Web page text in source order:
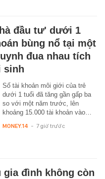
đầu tư' dưới 1
bùng nổ tại một
đua nhau tích
sinh
Số tài khoản môi giới của trẻ
dưới 1 tuổi đã tăng gần gấp ba
so với một năm trước, lên
khoảng 15.000 tài khoản vào…
MONEY.14 - 7 giờ trước
gia đình không còn